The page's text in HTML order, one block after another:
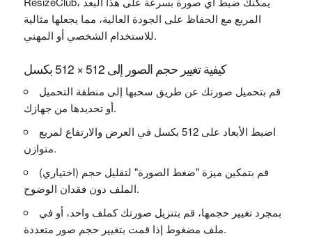
المربع مع الحفاظ على الجودة العالية، مما يجعلها مثالية
للاستخدام الشخصي أو المهني.
كيفية تغيير حجم الصور إلى 512 × 512 بكسل
قم بتحميل صورتك عن طريق سحبها إلى منطقة التحميل
أو تحديدها من جهازك.
اضبط الأبعاد على 512 بكسل في العرض والارتفاع لمربع
متوازن.
(اختياري) قم بتمكين ميزة "ضغط الصورة" لتقليل حجم
الملف دون فقدان الوضوح.
بمجرد تغيير حجمها، قم بتنزيل صورتك كملف واحد، أو في
ملف مضغوط إذا قمت بتغيير حجم صور متعددة.